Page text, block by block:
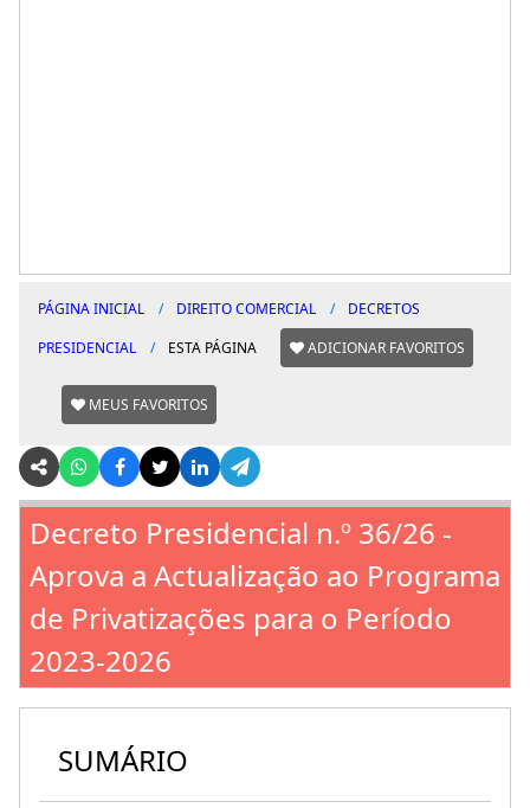
PÁGINA INICIAL DIREITO COMERCIAL
DECRETOS
PRESIDENCIAL
ESTA PÁGINA ADICIONAR FAVORITOS
MEUS FAVORITOS
Decreto Presidencial n.º 36/26 -
Aprova a Actualização ao Programa
de Privatizações para o Período
2023-2026
SUMÁRIO